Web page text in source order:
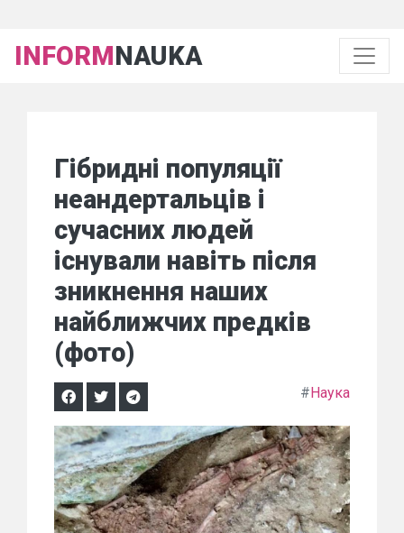
INFORMNAUKA
Гібридні популяції
неандертальців і
сучасних людей
існували навіть після
зникнення наших
найближчих предків
(фото)
#Наука